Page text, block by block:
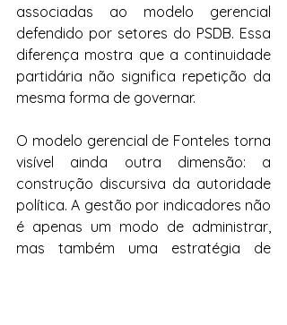
associadas ao modelo gerencial
defendido por setores do PSDB. Essa
diferença mostra que a continuidade
partidária não significa repetição da
mesma forma de governar.
O modelo gerencial de Fonteles torna
visível ainda outra dimensão: a
construção discursiva da autoridade
política. A gestão por indicadores não
é apenas um modo de administrar,
mas também uma estratégia de